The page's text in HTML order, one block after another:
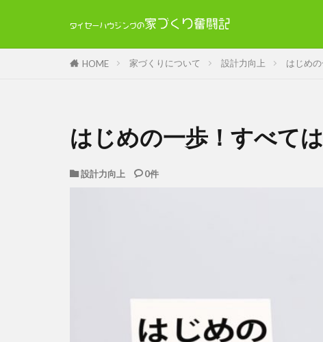
HOME 家づくりについて 設計力向上 はじめ
はじめの一歩！すべて
設計力向上 0件